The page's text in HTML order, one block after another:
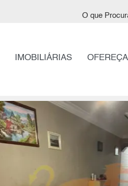
O que
IMOBILIÁRIAS